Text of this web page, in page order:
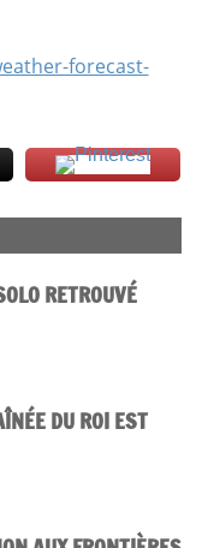
forecast-
RETROUVÉ
DU ROI EST